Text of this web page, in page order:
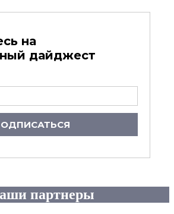
на
дайджест
партнеры